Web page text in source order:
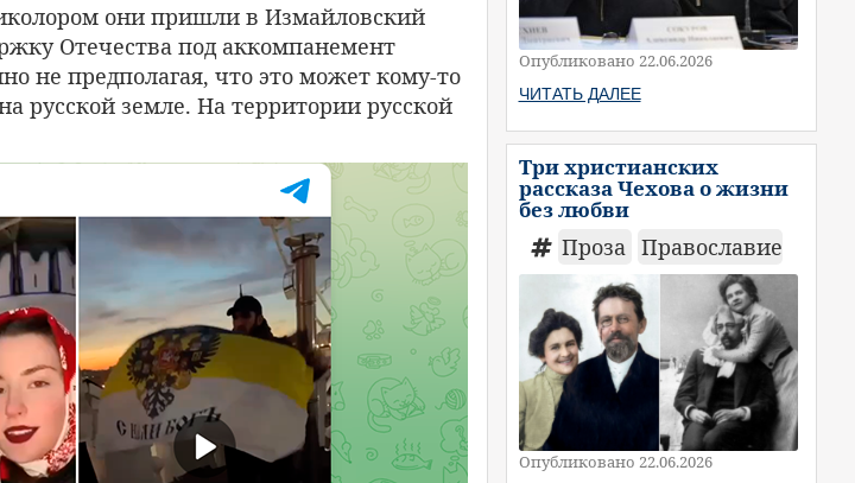
они пришли в Измайловский
Отечества под аккомпанемент
не предполагая, что это может кому-то
русской земле. На территории русской
Опубликовано 22.06.2026
ЧИТАТЬ ДАЛЕЕ
Три христианских
рассказа Чехова о жизни
без любви
Проза Православие
Опубликовано 22.06.2026